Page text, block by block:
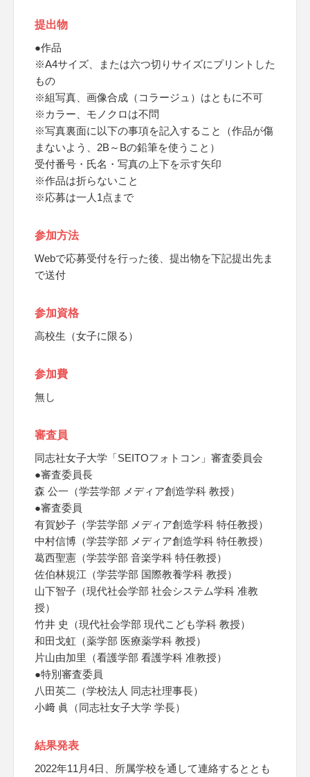
提出物
●作品
※A4サイズ、または六つ切りサイズにプリントした
もの
※組写真、画像合成（コラージュ）はともに不可
※カラー、モノクロは不問
※写真裏面に以下の事項を記入すること（作品が傷
まないよう、2B～Bの鉛筆を使うこと）
受付番号・氏名・写真の上下を示す矢印
※作品は折らないこと
※応募は一人1点まで
参加方法
Webで応募受付を行った後、提出物を下記提出先ま
で送付
参加資格
高校生（女子に限る）
参加費
無し
審査員
同志社女子大学「SEITOフォトコン」審査委員会
●審査委員長
森 公一（学芸学部 メディア創造学科 教授）
●審査委員
有賀妙子（学芸学部 メディア創造学科 特任教授）
中村信博（学芸学部 メディア創造学科 特任教授）
葛西聖憲（学芸学部 音楽学科 特任教授）
佐伯林規江（学芸学部 国際教養学科 教授）
山下智子（現代社会学部 社会システム学科 准教
授）
竹井 史（現代社会学部 現代こども学科 教授）
和田戈虹（薬学部 医療薬学科 教授）
片山由加里（看護学部 看護学科 准教授）
●特別審査委員
八田英二（学校法人 同志社理事長）
小﨑 眞（同志社女子大学 学長）
結果発表
2022年11月4日、所属学校を通して連絡するととも